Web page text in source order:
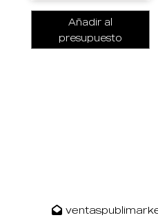
Añadir al
presupuesto